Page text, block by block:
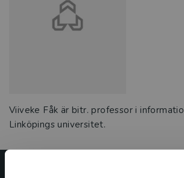
Viiveke Fåk är bitr. professor i
Linköpings universitet.